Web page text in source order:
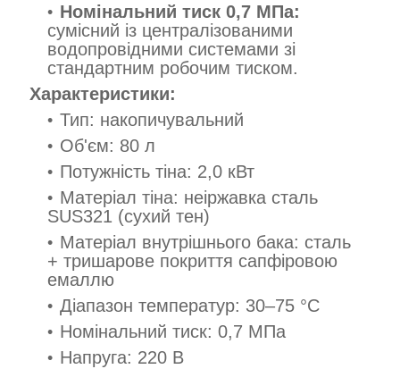
Номінальний тиск 0,7 МПа:
сумісний із централізованими
водопровідними системами зі
стандартним робочим тиском.
Характеристики:
Тип: накопичувальний
Об'єм: 80 л
Потужність тіна: 2,0 кВт
Матеріал тіна: неіржавка сталь
SUS321 (сухий тен)
Матеріал внутрішнього бака: сталь
+ тришарове покриття сапфіровою
емаллю
Діапазон температур: 30–75 °C
Номінальний тиск: 0,7 МПа
Напруга: 220 В